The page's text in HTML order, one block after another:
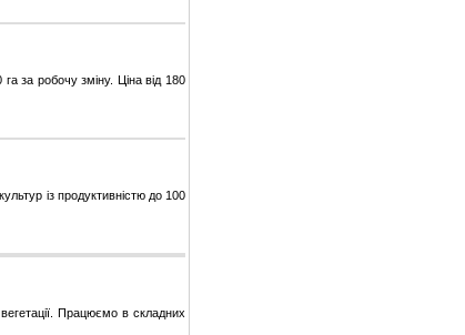
за робочу зміну. Ціна від 180
із продуктивністю до 100
Працюємо в складних